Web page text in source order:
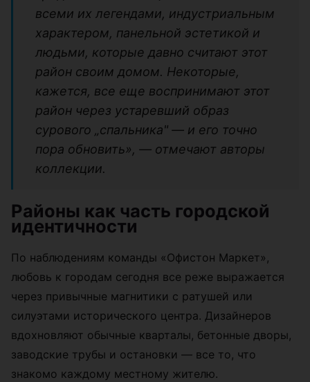
всеми их легендами, индустриальным
характером, панельной эстетикой и
людьми, которые давно считают этот
район своим домом. Некоторые,
кажется, все еще воспринимают этот
район через устаревший образ
сурового „спальника" — и его точно
пора обновить», — отмечают авторы
коллекции.
Районы как часть городской
идентичности
По наблюдениям команды «Офистон Маркет»,
любовь к городам сегодня все реже выражается
через привычные магнитики с ратушей или
силуэтами исторического центра. Дизайнеров
вдохновляют обычные кварталы, бетонные дворы,
заводские трубы и остановки — все то, что
знакомо каждому местному жителю.